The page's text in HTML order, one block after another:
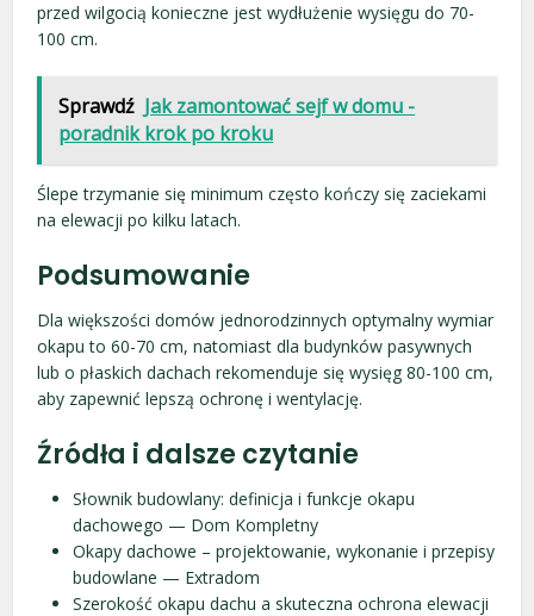
przed wilgocią konieczne jest wydłużenie wysięgu do 70-
100 cm.
Sprawdź Jak zamontować sejf w domu -
poradnik krok po kroku
Ślepe trzymanie się minimum często kończy się zaciekami
na elewacji po kilku latach.
Podsumowanie
Dla większości domów jednorodzinnych optymalny wymiar
okapu to 60-70 cm, natomiast dla budynków pasywnych
lub o płaskich dachach rekomenduje się wysięg 80-100 cm,
aby zapewnić lepszą ochronę i wentylację.
Źródła i dalsze czytanie
Słownik budowlany: definicja i funkcje okapu
dachowego — Dom Kompletny
Okapy dachowe – projektowanie, wykonanie i przepisy
budowlane — Extradom
Szerokość okapu dachu a skuteczna ochrona elewacji